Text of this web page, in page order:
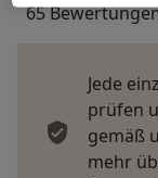
65
Jede
prüfen
gemäß
mehr